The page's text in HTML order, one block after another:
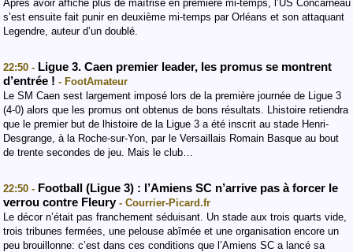
Après avoir affiché plus de maîtrise en première mi-temps, l’US Concarneau
s’est ensuite fait punir en deuxième mi-temps par Orléans et son attaquant
Legendre, auteur d’un doublé.
22:50 - Ligue 3. Caen premier leader, les promus se montrent
d’entrée ! - FootAmateur
Le SM Caen sest largement imposé lors de la première journée de Ligue 3
(4-0) alors que les promus ont obtenus de bons résultats. Lhistoire retiendra
que le premier but de lhistoire de la Ligue 3 a été inscrit au stade Henri-
Desgrange, à la Roche-sur-Yon, par le Versaillais Romain Basque au bout
de trente secondes de jeu. Mais le club…
22:50 - Football (Ligue 3) : l’Amiens SC n’arrive pas à forcer le
verrou contre Fleury - Courrier-Picard.fr
Le décor n’était pas franchement séduisant. Un stade aux trois quarts vide,
trois tribunes fermées, une pelouse abîmée et une organisation encore un
peu brouillonne: c’est dans ces conditions que l’Amiens SC a lancé sa